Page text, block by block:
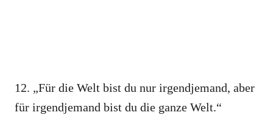
12. „Für die Welt bist du nur irgendjemand, aber
für irgendjemand bist du die ganze Welt.“